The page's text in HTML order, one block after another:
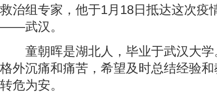
救治组专家，他于1月18日抵达这次疫
——武汉。
童朝晖是湖北人，毕业于武汉大学
格外沉痛和痛苦，希望及时总结经验
转危为安。